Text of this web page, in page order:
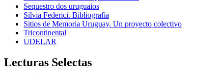
Sequestro dos uruguaios
Silvia Federici. Bibliografía
Sitios de Memoria Uruguay. Un proyecto colectivo
Tricontinental
UDELAR
Lecturas Selectas